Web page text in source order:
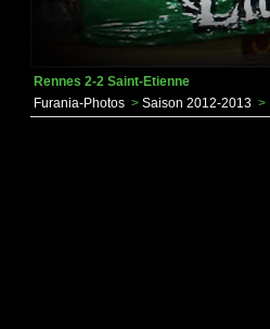
Rennes 2-2 Saint-Etienne
Furania-Photos > Saison 2012-2013 >